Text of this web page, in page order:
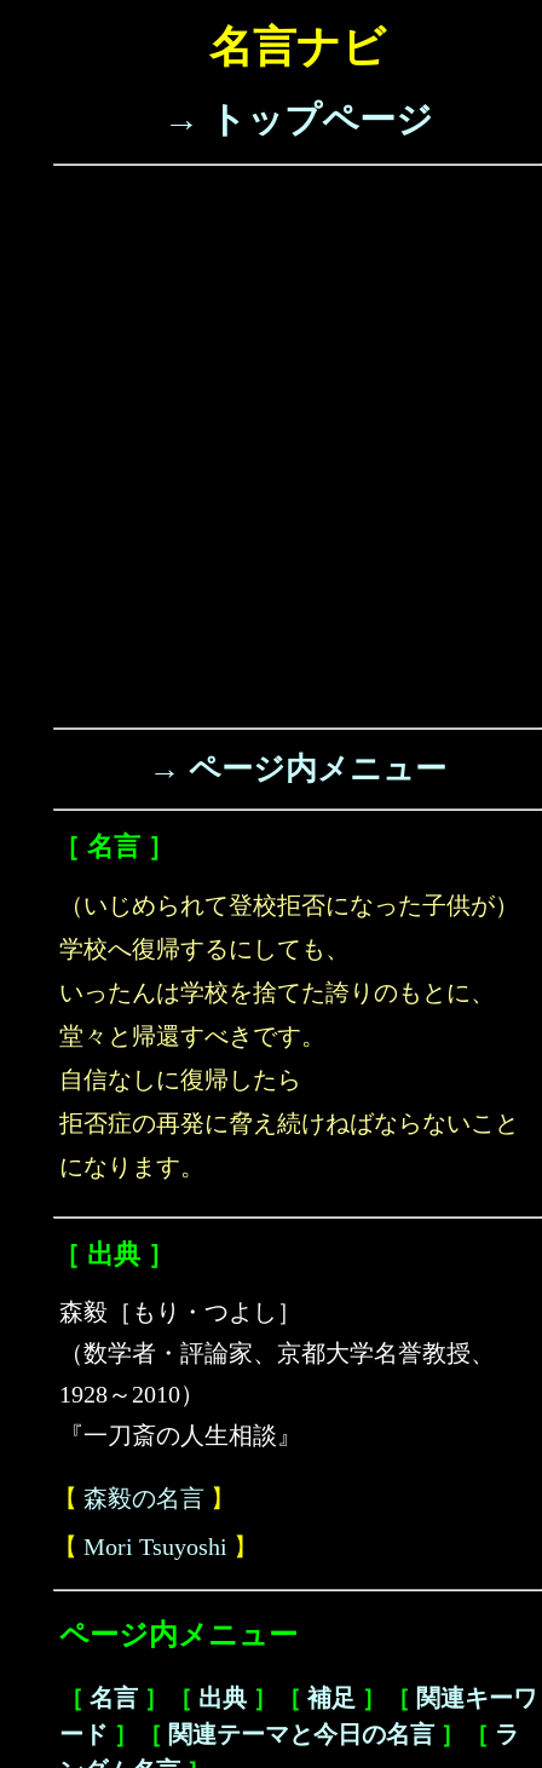
名言ナビ
→ トップページ
→ ページ内メニュー
［ 名言 ］
（いじめられて登校拒否になった子供が）
学校へ復帰するにしても、
いったんは学校を捨てた誇りのもとに、
堂々と帰還すべきです。
自信なしに復帰したら
拒否症の再発に脅え続けねばならないこと
になります。
［ 出典 ］
森毅［もり・つよし］
（数学者・評論家、京都大学名誉教授、
1928～2010）
『一刀斎の人生相談』
【 森毅の名言 】
【 Mori Tsuyoshi 】
ページ内メニュー
［ 名言 ］［ 出典 ］［補足 ］［ 関連キーワ
ード ］［ 関連テーマと今日の名言 ］［ ラ